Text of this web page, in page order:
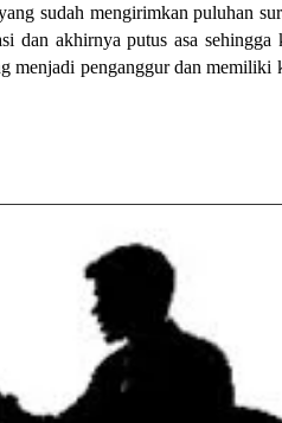
sudah mengirimkan puluhan
dan akhirnya putus asa sehingga
menjadi penganggur dan memiliki